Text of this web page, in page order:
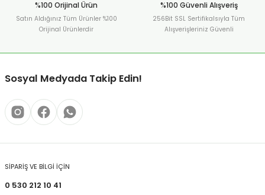
%100 Orijinal Ürün
Satın Aldığınız Tüm Ürünler %100
Orijinal Ürünlerdir
%100 Güvenli Alışveriş
256Bit SSL Sertifikalsıyla Tüm
Alışverişleriniz Güvenli
Sosyal Medyada Takip Edin!
SİPARİŞ VE BİLGİ İÇİN
0 530 212 10 41